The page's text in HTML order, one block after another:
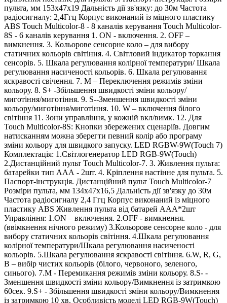
пульта, мм 153х47х19 Дальність дії зв'язку: до 30м Частота
радіосигналу: 2,4Ггц Корпус виконаний із міцного пластику
АВS Touch Multicolor-8 - 8 каналів керування Touch Multicolor-
8S - 6 каналів керування 1. ON - включення. 2. OFF –
вимкнення. 3. Кольорове сенсорне коло – для вибору
статичних кольорів світіння. 4. Світловий індикатор торкання
сенсорів. 5. Шкала регулювання колірної температури/ Шкала
регулювання насиченості кольорів. 6. Шкала регулювання
яскравості свічення. 7. M – Переключення режимів зміни
кольору. 8. S+ -Збільшення швидкості зміни кольору/
миготіння/миготіння. 9. S--Зменшення швидкості зміни
кольору/миготіння/миготіння. 10. W – включення білого
світіння 11. Зони управління, у кожній вкл/вимк. 12. Для
Touch Multicolor-8S: Кнопки збережених сценаріїв. Довгим
натисканням можна зберегти певний колір або програму
зміни кольору для швидкого запуску. LED RGBW-9W(Touch 7)
Комплектація: 1.Світлогенератор LED RGB-9W(Touch)
2.Дистанційний пульт Touch Multicolor-7. 3. Живлення пульта:
батарейки тип ААА - 2шт. 4. Кріплення настінне для пульта. 5.
Паспорт-інструкція. Дистанційний пульт Touch Multicolor-7
Розміри пульта, мм 134х47х16,5 Дальність дії зв'язку до 30м
Частота радіосигналу 2,4 Ггц Корпус виконаний із міцного
пластику АВS Живлення пульта від батарей ААА*2шт
Управління: 1.ON – включення. 2.OFF - вимкнення.
(ввімкнення нічного режиму) 3.Кольорове сенсорне коло - для
вибору статичних кольорів світіння. 4.Шкала регулювання
колірної температури/Шкала регулювання насиченості
кольорів. 5.Шкала регулювання яскравості світіння. 6.W, R, G,
B – вибір чистих кольорів (білого, червоного, зеленого,
синього). 7.М - Перемикання режимів зміни кольору. 8.S- -
Зменшення швидкості зміни кольору/Вимкнення із затримкою
60сек. 9.S+ - Збільшення швидкості зміни кольору/Вимкнення
із затримкою 10 хв. Особливість моделі LED RGB-9W(Touch)